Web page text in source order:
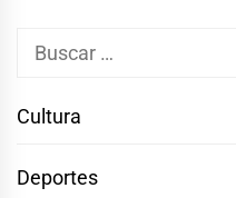
Buscar:
Cultura
Deportes